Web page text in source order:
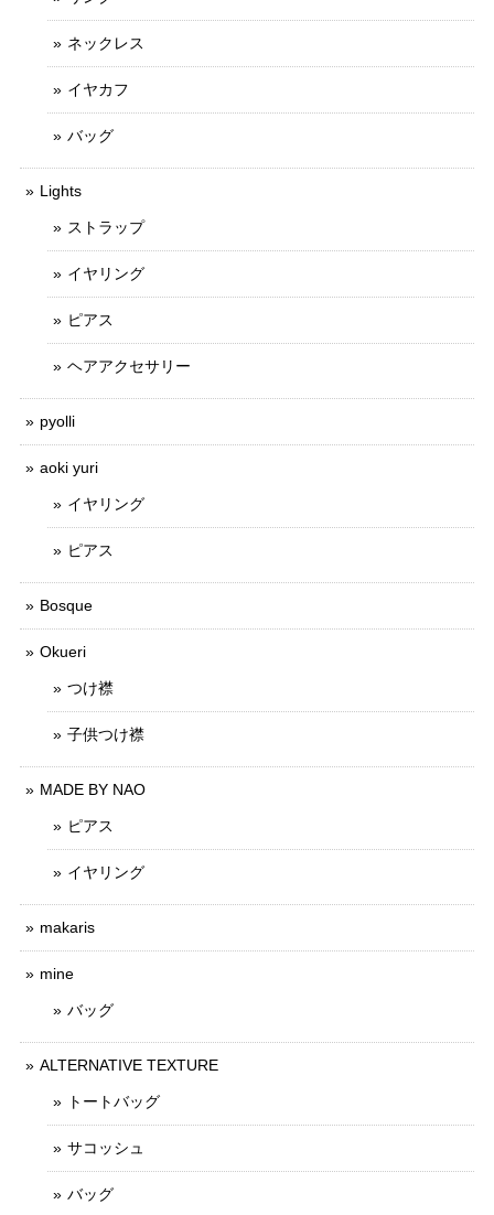
ネックレス
イヤカフ
バッグ
Lights
ストラップ
イヤリング
ピアス
ヘアアクセサリー
pyolli
aoki yuri
イヤリング
ピアス
Bosque
Okueri
つけ襟
子供つけ襟
MADE BY NAO
ピアス
イヤリング
makaris
mine
バッグ
ALTERNATIVE TEXTURE
トートバッグ
サコッシュ
バッグ